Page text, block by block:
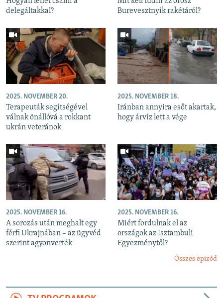
delegáltakkal?
Burevesztnyik rakétáról?
2025. NOVEMBER 20.
Terapeuták segítségével
válnak önállóvá a rokkant
ukrán veteránok
2025. NOVEMBER 18.
Iránban annyira esőt akartak,
hogy árvíz lett a vége
2025. NOVEMBER 16.
A sorozás után meghalt egy
férfi Ukrajnában – az ügyvéd
szerint agyonverték
2025. NOVEMBER 16.
Miért fordulnak el az
országok az Isztambuli
Egyezménytől?
Összes epizód